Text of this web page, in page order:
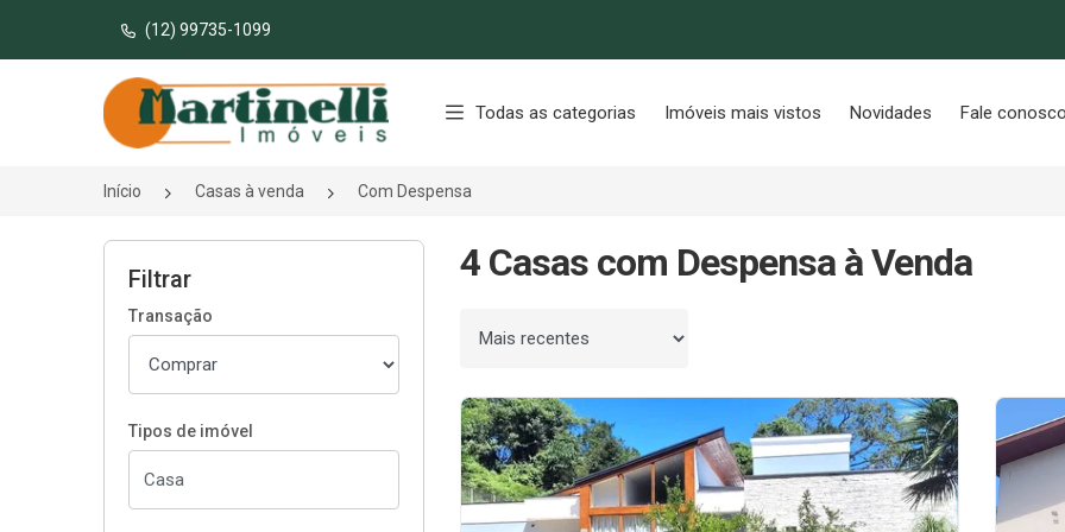
(12) 99735-1099
Página inicial
Todas as categorias Imóveis mais vistos Novidades Fale conosco
Início Casas à venda Com Despensa
Filtrar
Transação
Tipos de imóvel
4 Casas com Despensa à Venda
Ordenar por